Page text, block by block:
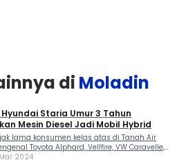
di Moladin
Staria Umur 3 Tahun
Mesin Diesel Jadi Mobil Hybrid
lama konsumen kelas atas di Tanah Air
Toyota Alphard, Vellfire, VW Caravelle,
Benz V-Class untuk mengakomodir
2024